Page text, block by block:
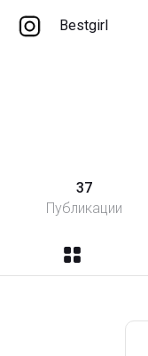
Bestgirl
37
Публикации